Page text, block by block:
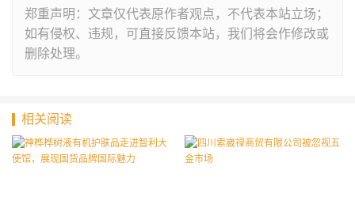
郑重声明：文章仅代表原作者观点，不代表本站立场；
如有侵权、违规，可直接反馈本站，我们将会作修改或
删除处理。
相关阅读